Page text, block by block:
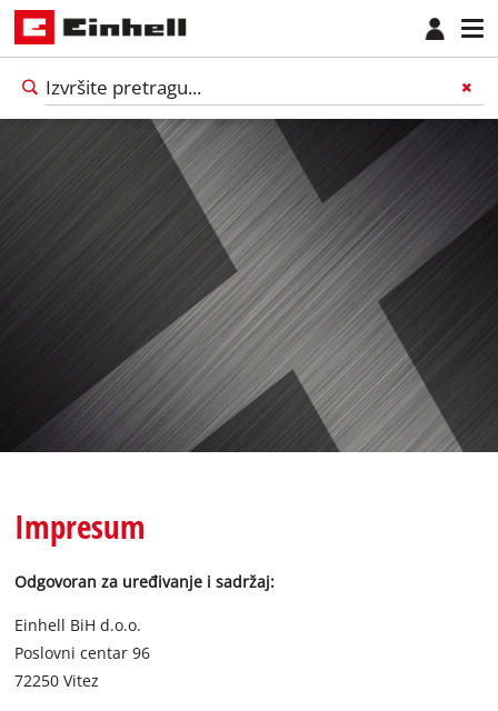
Impresum
Odgovoran za uređivanje i sadržaj:
Einhell BiH d.o.o.
Poslovni centar 96
72250 Vitez